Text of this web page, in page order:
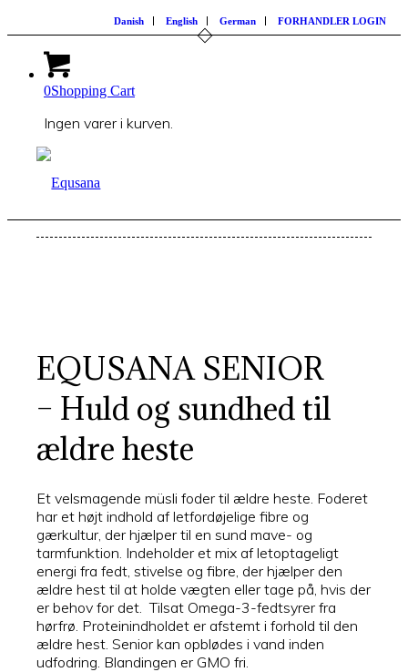
Danish English German FORHANDLER LOGIN
0Shopping Cart
Ingen varer i kurven.
EQUSANA SENIOR
– Huld og sundhed til
ældre heste
Et velsmagende müsli foder til ældre heste. Foderet
har et højt indhold af letfordøjelige fibre og
gærkultur, der hjælper til en sund mave- og
tarmfunktion. Indeholder et mix af letoptageligt
energi fra fedt, stivelse og fibre, der hjælper den
ældre hest til at holde vægten eller tage på, hvis der
er behov for det. Tilsat Omega-3-fedtsyrer fra
hørfrø. Proteinindholdet er afstemt i forhold til den
ældre hest. Senior kan opblødes i vand inden
udfodring. Blandingen er GMO fri.